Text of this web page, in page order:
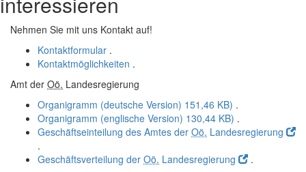
Nehmen Sie mit uns Kontakt auf!
Kontaktformular .
Kontaktmöglichkeiten .
Amt der Oö. Landesregierung
Organigramm (deutsche Version) 151,46 KB) .
Organigramm (englische Version) 130,44 KB) .
Geschäftseinteilung des Amtes der Oö. Landesregierung
.
Geschäftsverteilung der Oö. Landesregierung
.